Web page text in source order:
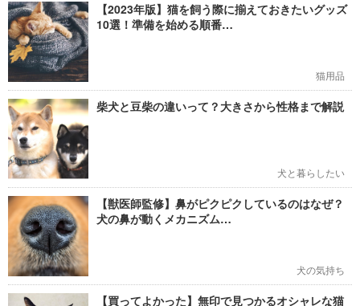
【2023年版】猫を飼う際に揃えておきたいグッズ
10選！準備を始める順番…
猫用品
柴犬と豆柴の違いって？大きさから性格まで解説
犬と暮らしたい
【獣医師監修】鼻がピクピクしているのはなぜ？
犬の鼻が動くメカニズム…
犬の気持ち
【買ってよかった】無印で見つかるオシャレな猫